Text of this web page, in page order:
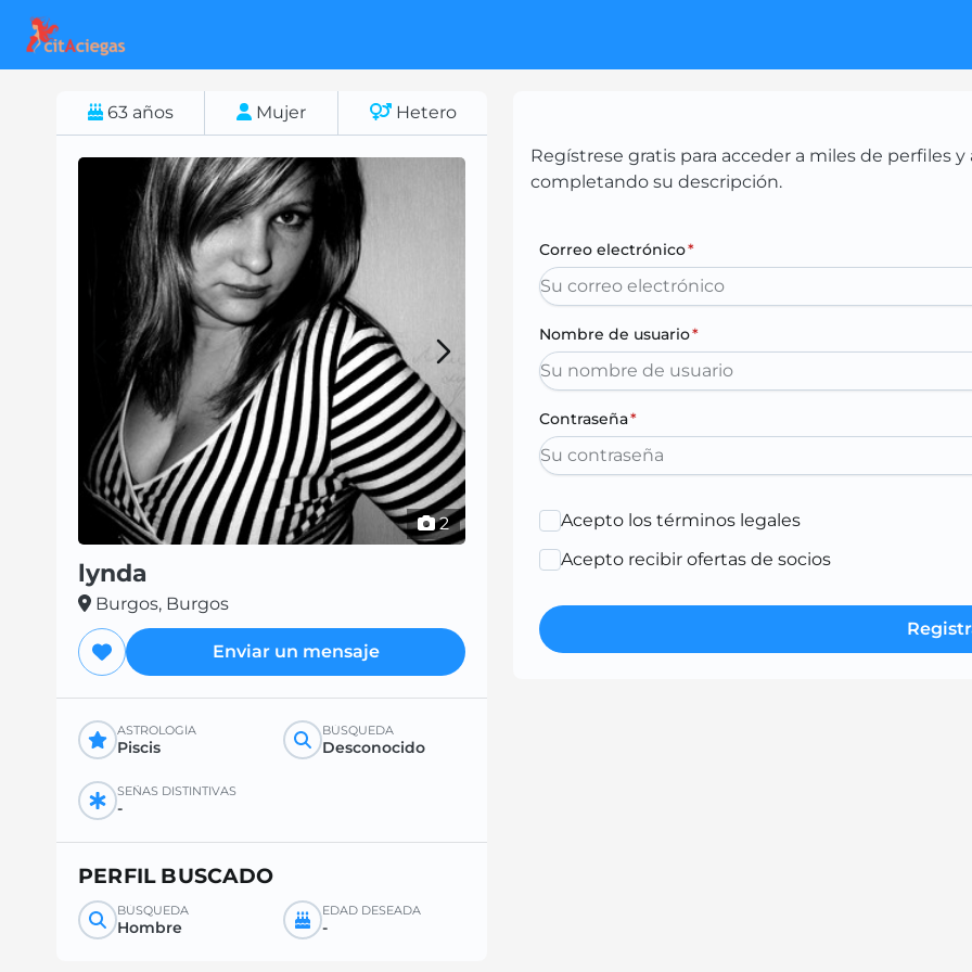
63 años Mujer Hetero
2
lynda
Burgos, Burgos
Enviar un mensaje
ASTROLOGÍA
Piscis
BÚSQUEDA
Desconocido
SEÑAS DISTINTIVAS
-
PERFIL BUSCADO
BÚSQUEDA
Hombre
EDAD DESEADA
-
Regístrese gratis para acceder a miles de perfiles
completando su descripción.
Correo electrónico*
Nombre de usuario*
Contraseña*
Acepto los términos legales
Acepto recibir ofertas de socios